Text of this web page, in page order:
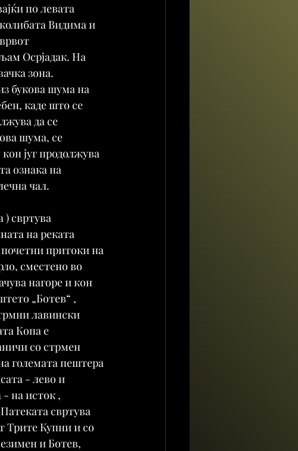
по левата
Видима и
Осрјадак. На
зона.
букова шума на
каде што се
да се
шума, се
југ продолжува
ознака на
чал.
) свртува
на реката
притоки на
сместено во
нагоре и кон
„Ботев“ ,
лавински
Копа е
со стрмен
големата пештера
- лево и
- на исток ,
свртува
Трите Купни и со
и Ботев,